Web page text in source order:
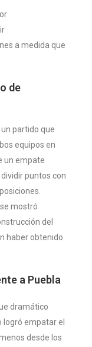
a medida que
de
partido que
equipos en
un empate
puntos con
mostró
del
haber obtenido
a Puebla
dramático
logró empatar el
desde los